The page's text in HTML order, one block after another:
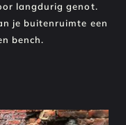
langdurig genot.
je buitenruimte een
bench.